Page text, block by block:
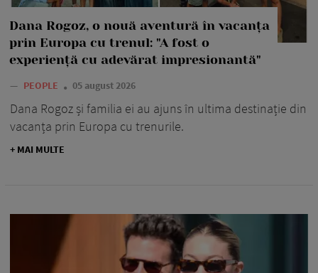
Dana Rogoz, o nouă aventură în vacanța
prin Europa cu trenul: "A fost o
experiență cu adevărat impresionantă"
— PEOPLE 05 august 2026
Dana Rogoz și familia ei au ajuns în ultima destinație din
vacanța prin Europa cu trenurile.
+ MAI MULTE